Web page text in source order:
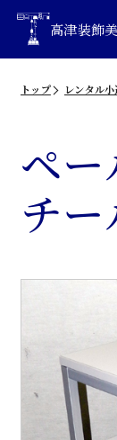
高津装飾
トップ レンタル
ペ
チ